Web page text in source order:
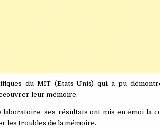
du MIT (Etats-Unis) qui a pu
leur mémoire.
ses résultats ont mis en émoi la
les troubles de la mémoire.